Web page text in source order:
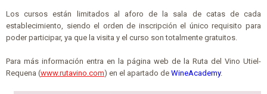
Los cursos están limitados al aforo de la sala de catas de cada
establecimiento, siendo el orden de inscripción el único requisito para
poder participar, ya que la visita y el curso son totalmente gratuitos.
Para más información entra en la página web de la Ruta del Vino Utiel-
Requena (www.rutavino.com) en el apartado de WineAcademy.